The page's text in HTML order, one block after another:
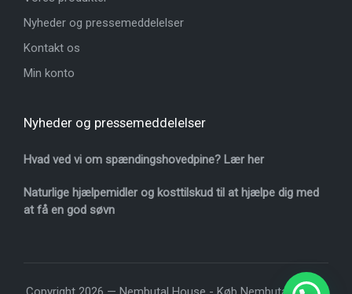
Nyheder og pressemeddelelser
Kontakt os
Min konto
Nyheder og pressemeddelelser
Hvad ved vi om spændingshovedpine? Lær her
Naturlige hjælpemidler og kosttilskud til at hjælpe dig med
at få en god søvn